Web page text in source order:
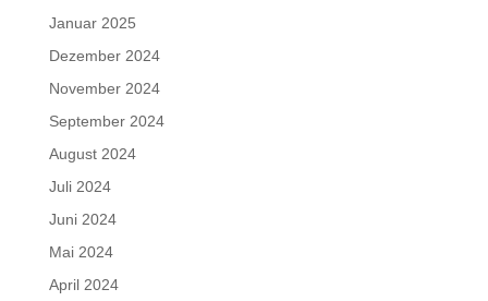
Januar 2025
Dezember 2024
November 2024
September 2024
August 2024
Juli 2024
Juni 2024
Mai 2024
April 2024